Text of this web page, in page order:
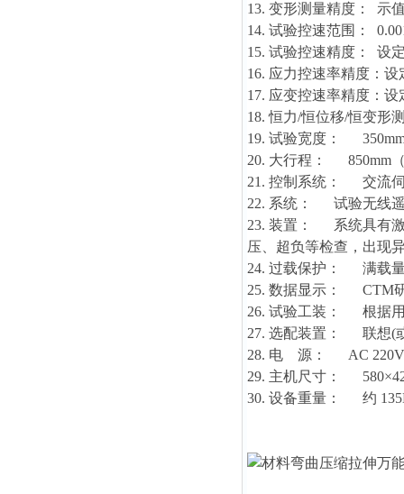
13. 变形测量精度： 示
14. 试验控速范围：
15. 试验控速精度： 设
16. 应力控速率精度：设
17. 应变控速率精度：设
18. 恒力/恒位移/恒变形
19. 试验宽度：
20. 大行程： 850mm
21. 控制系统： 交流
22. 系统： 试验无线
23. 装置： 系统具有激
压、超负等检查，出现
24. 过载保护： 满载量
25. 数据显示： CTM研
26. 试验工装： 根据用
27. 选配装置： 联想(
28. 电 源： AC 220V
29. 主机尺寸：
30. 设备重量： 约